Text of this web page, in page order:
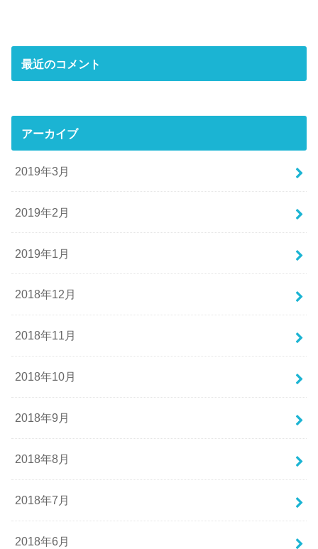
最近のコメント
アーカイブ
2019年3月
2019年2月
2019年1月
2018年12月
2018年11月
2018年10月
2018年9月
2018年8月
2018年7月
2018年6月